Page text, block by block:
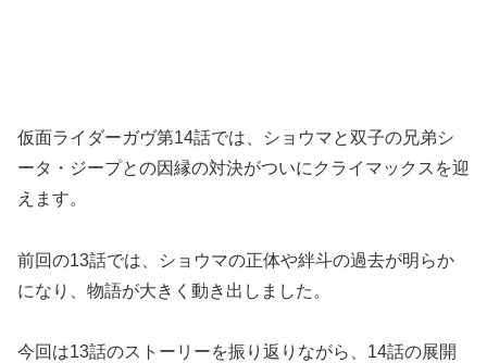
仮面ライダーガヴ第14話では、ショウマと双子の兄弟シ
ータ・ジープとの因縁の対決がついにクライマックスを迎
えます。
前回の13話では、ショウマの正体や絆斗の過去が明らか
になり、物語が大きく動き出しました。
今回は13話のストーリーを振り返りながら、14話の展開